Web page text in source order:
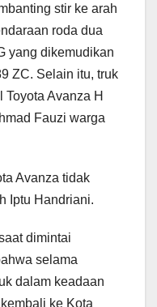
stir ke arah
roda dua
yang dikemudikan
ZC. Selain itu, truk
Avanza H
Fauzi warga
Avanza tidak
Iptu Handriani.
dimintai
selama
dalam keadaan
ke Kota